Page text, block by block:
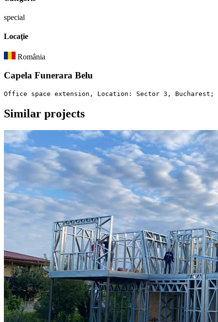
special
Locaţie
România
Capela Funerara Belu
Office space extension, Location: Sector 3, Bucharest;
Similar projects